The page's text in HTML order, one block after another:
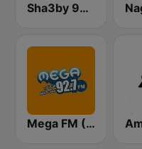
Sha3by 95 FM
Mega FM (ميجا إف إم)